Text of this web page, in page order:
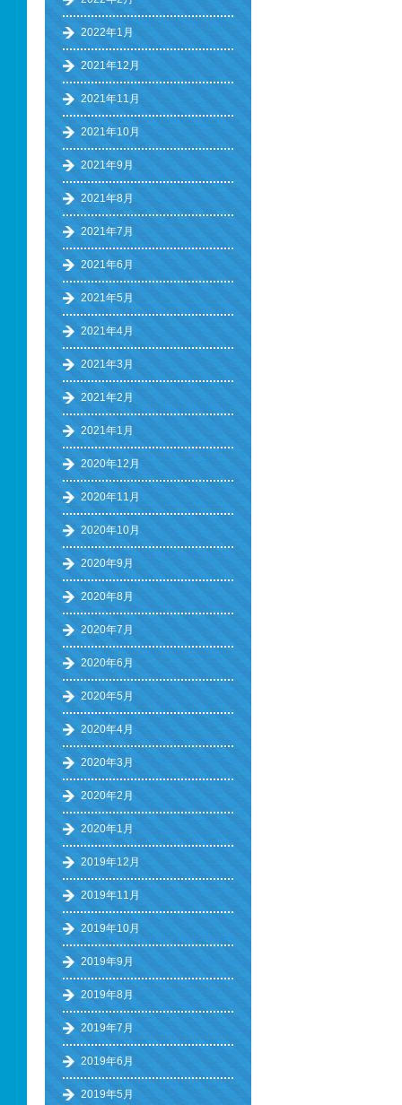
2022年1月
2021年12月
2021年11月
2021年10月
2021年9月
2021年8月
2021年7月
2021年6月
2021年5月
2021年4月
2021年3月
2021年2月
2021年1月
2020年12月
2020年11月
2020年10月
2020年9月
2020年8月
2020年7月
2020年6月
2020年5月
2020年4月
2020年3月
2020年2月
2020年1月
2019年12月
2019年11月
2019年10月
2019年9月
2019年8月
2019年7月
2019年6月
2019年5月